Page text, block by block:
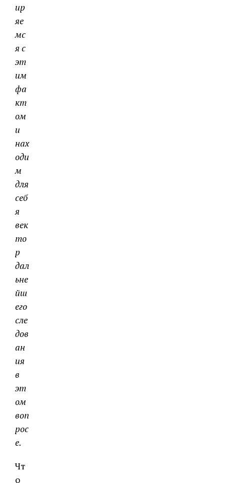
ир
яе
мс
я с
эт
им
фа
кт
ом
и
нах
оди
м
для
себ
я
век
то
р
дал
ьне
йш
его
сле
дов
ан
ия
в
эт
ом
воп
рос
е.
Чт
о